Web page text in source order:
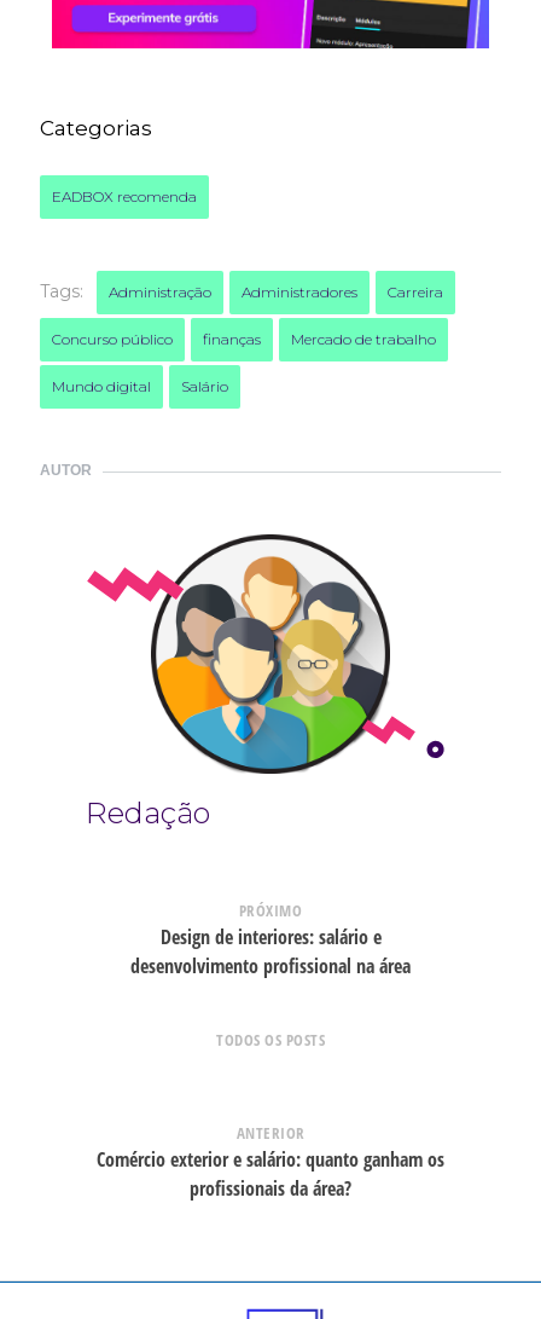
Categorias
EADBOX recomenda
Tags: Administração Administradores Carreira
Concurso público finanças Mercado de trabalho
Mundo digital Salário
AUTOR
Redação
PRÓXIMO
Design de interiores: salário e
desenvolvimento profissional na área
TODOS OS POSTS
ANTERIOR
Comércio exterior e salário: quanto ganham os
profissionais da área?